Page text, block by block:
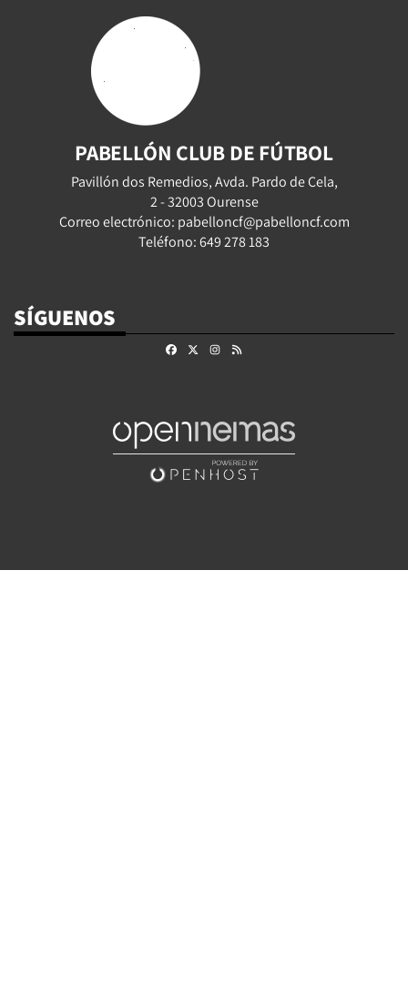
PABELLÓN CLUB DE FÚTBOL
Pavillón dos Remedios, Avda. Pardo de Cela,
2 - 32003 Ourense
Correo electrónico: pabelloncf@pabelloncf.com
Teléfono: 649 278 183
SÍGUENOS
FacebookInstagram